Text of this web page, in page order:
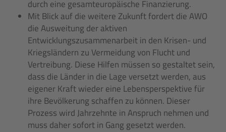
durch eine gesamteuropäische Finanzierung.
Mit Blick auf die weitere Zukunft fordert die AWO
die Ausweitung der aktiven
Entwicklungszusammenarbeit in den Krisen- und
Kriegsländern zu Vermeidung von Flucht und
Vertreibung. Diese Hilfen müssen so gestaltet sein,
dass die Länder in die Lage versetzt werden, aus
eigener Kraft wieder eine Lebensperspektive für
ihre Bevölkerung schaffen zu können. Dieser
Prozess wird Jahrzehnte in Anspruch nehmen und
muss daher sofort in Gang gesetzt werden.